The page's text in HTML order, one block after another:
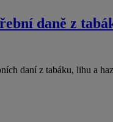
daně z
daní z tabáku, lihu a